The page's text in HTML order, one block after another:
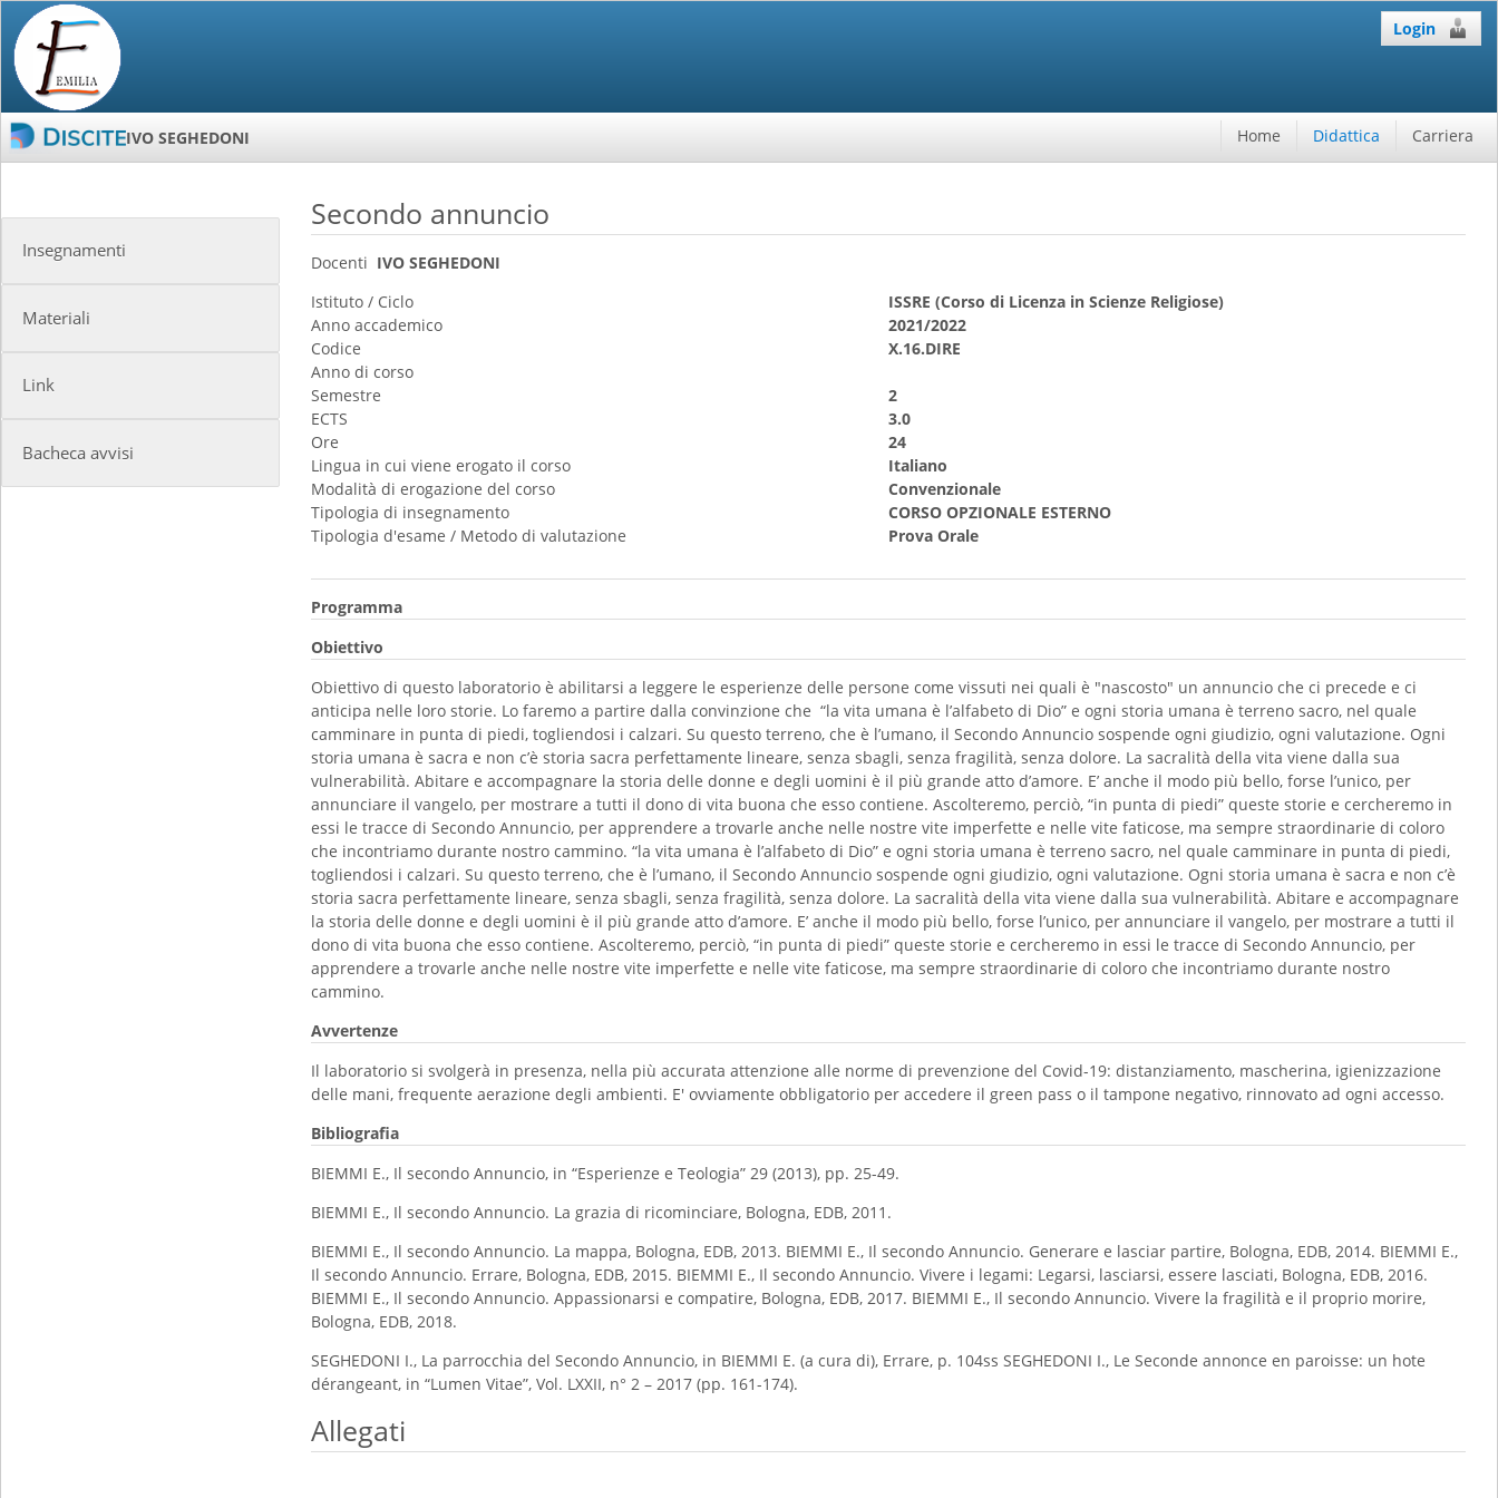
Login
IVO SEGHEDONI Home Didattica Carriera
Insegnamenti
Materiali
Link
Bacheca avvisi
Secondo annuncio
Docenti IVO SEGHEDONI
Istituto / Ciclo
ISSRE (Corso di Licenza in Scienze Religiose)
Anno accademico
2021/2022
Codice
X.16.DIRE
Anno di corso
Semestre
2
ECTS
3.0
Ore
24
Lingua in cui viene erogato il corso
Italiano
Modalità di erogazione del corso
Convenzionale
Tipologia di insegnamento
CORSO OPZIONALE ESTERNO
Tipologia d'esame / Metodo di valutazione
Prova Orale
Programma
Obiettivo
Obiettivo di questo laboratorio è abilitarsi a leggere le esperienze delle persone come vissuti nei quali è "nascosto" un annuncio che ci precede e ci
anticipa nelle loro storie. Lo faremo a partire dalla convinzione che “la vita umana è l’alfabeto di Dio” e ogni storia umana è terreno sacro, nel quale
camminare in punta di piedi, togliendosi i calzari. Su questo terreno, che è l’umano, il Secondo Annuncio sospende ogni giudizio, ogni valutazione. Ogni
storia umana è sacra e non c’è storia sacra perfettamente lineare, senza sbagli, senza fragilità, senza dolore. La sacralità della vita viene dalla sua
vulnerabilità. Abitare e accompagnare la storia delle donne e degli uomini è il più grande atto d’amore. E’ anche il modo più bello, forse l’unico, per
annunciare il vangelo, per mostrare a tutti il dono di vita buona che esso contiene. Ascolteremo, perciò, “in punta di piedi” queste storie e cercheremo in
essi le tracce di Secondo Annuncio, per apprendere a trovarle anche nelle nostre vite imperfette e nelle vite faticose, ma sempre straordinarie di coloro
che incontriamo durante nostro cammino. “la vita umana è l’alfabeto di Dio” e ogni storia umana è terreno sacro, nel quale camminare in punta di piedi,
togliendosi i calzari. Su questo terreno, che è l’umano, il Secondo Annuncio sospende ogni giudizio, ogni valutazione. Ogni storia umana è sacra e non c’è
storia sacra perfettamente lineare, senza sbagli, senza fragilità, senza dolore. La sacralità della vita viene dalla sua vulnerabilità. Abitare e accompagnare
la storia delle donne e degli uomini è il più grande atto d’amore. E’ anche il modo più bello, forse l’unico, per annunciare il vangelo, per mostrare a tutti il
dono di vita buona che esso contiene. Ascolteremo, perciò, “in punta di piedi” queste storie e cercheremo in essi le tracce di Secondo Annuncio, per
apprendere a trovarle anche nelle nostre vite imperfette e nelle vite faticose, ma sempre straordinarie di coloro che incontriamo durante nostro
cammino.
Avvertenze
Il laboratorio si svolgerà in presenza, nella più accurata attenzione alle norme di prevenzione del Covid-19: distanziamento, mascherina, igienizzazione
delle mani, frequente aerazione degli ambienti. E' ovviamente obbligatorio per accedere il green pass o il tampone negativo, rinnovato ad ogni accesso.
Bibliografia
BIEMMI E., Il secondo Annuncio, in “Esperienze e Teologia” 29 (2013), pp. 25-49.
BIEMMI E., Il secondo Annuncio. La grazia di ricominciare, Bologna, EDB, 2011.
BIEMMI E., Il secondo Annuncio. La mappa, Bologna, EDB, 2013. BIEMMI E., Il secondo Annuncio. Generare e lasciar partire, Bologna, EDB, 2014. BIEMMI E.,
Il secondo Annuncio. Errare, Bologna, EDB, 2015. BIEMMI E., Il secondo Annuncio. Vivere i legami: Legarsi, lasciarsi, essere lasciati, Bologna, EDB, 2016.
BIEMMI E., Il secondo Annuncio. Appassionarsi e compatire, Bologna, EDB, 2017. BIEMMI E., Il secondo Annuncio. Vivere la fragilità e il proprio morire,
Bologna, EDB, 2018.
SEGHEDONI I., La parrocchia del Secondo Annuncio, in BIEMMI E. (a cura di), Errare, p. 104ss SEGHEDONI I., Le Seconde annonce en paroisse: un hote
dérangeant, in “Lumen Vitae”, Vol. LXXII, n° 2 – 2017 (pp. 161-174).
Allegati